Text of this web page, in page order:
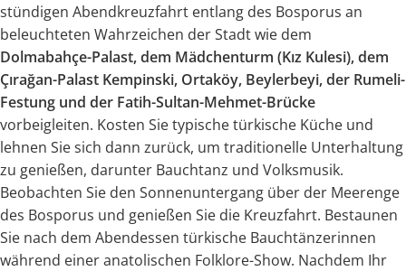
stündigen Abendkreuzfahrt entlang des Bosporus an
beleuchteten Wahrzeichen der Stadt wie dem
Dolmabahçe-Palast, dem Mädchenturm (Kız Kulesi), dem
Çırağan-Palast Kempinski, Ortaköy, Beylerbeyi, der Rumeli-
Festung und der Fatih-Sultan-Mehmet-Brücke
vorbeigleiten. Kosten Sie typische türkische Küche und
lehnen Sie sich dann zurück, um traditionelle Unterhaltung
zu genießen, darunter Bauchtanz und Volksmusik.
Beobachten Sie den Sonnenuntergang über der Meerenge
des Bosporus und genießen Sie die Kreuzfahrt. Bestaunen
Sie nach dem Abendessen türkische Bauchtänzerinnen
während einer anatolischen Folklore-Show. Nachdem Ihr